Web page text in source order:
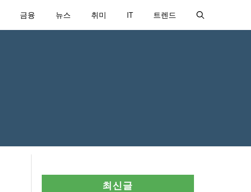
금융 뉴스 취미 IT 트렌드
최신글